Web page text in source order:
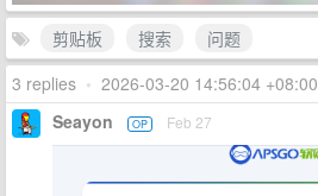
剪贴板 搜索
问题
3 replies • 2026-03-20 14:56:04 +08:00
Seayon OP Feb 27